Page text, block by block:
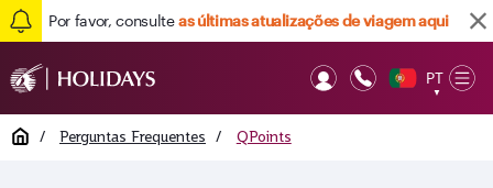
Por favor, consulteas últimas atualizações de viagem aqui
PT
▼
Home / Perguntas Frequentes / QPoints